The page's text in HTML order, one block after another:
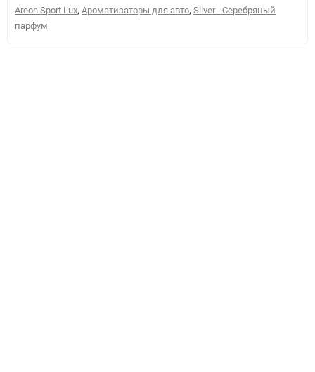
Areon Sport Lux, Ароматизаторы для авто, Silver - Серебряный
парфум